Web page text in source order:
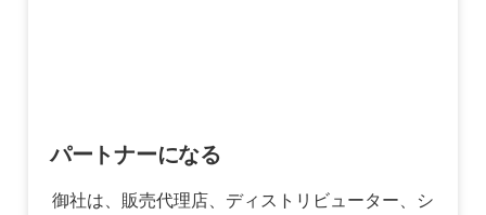
パートナーになる
御社は、販売代理店、ディストリビューター、シ